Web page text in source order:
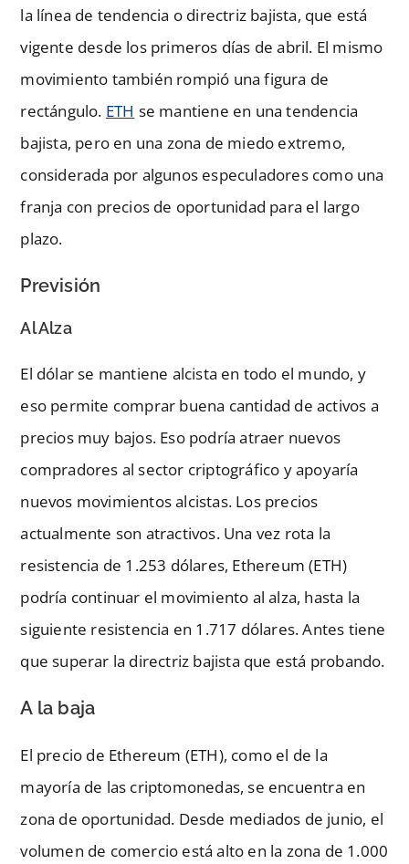
la línea de tendencia o directriz bajista, que está
vigente desde los primeros días de abril. El mismo
movimiento también rompió una figura de
rectángulo. ETH se mantiene en una tendencia
bajista, pero en una zona de miedo extremo,
considerada por algunos especuladores como una
franja con precios de oportunidad para el largo
plazo.
Previsión
Al Alza
El dólar se mantiene alcista en todo el mundo, y
eso permite comprar buena cantidad de activos a
precios muy bajos. Eso podría atraer nuevos
compradores al sector criptográfico y apoyaría
nuevos movimientos alcistas. Los precios
actualmente son atractivos. Una vez rota la
resistencia de 1.253 dólares, Ethereum (ETH)
podría continuar el movimiento al alza, hasta la
siguiente resistencia en 1.717 dólares. Antes tiene
que superar la directriz bajista que está probando.
A la baja
El precio de Ethereum (ETH), como el de la
mayoría de las criptomonedas, se encuentra en
zona de oportunidad. Desde mediados de junio, el
volumen de comercio está alto en la zona de 1.000